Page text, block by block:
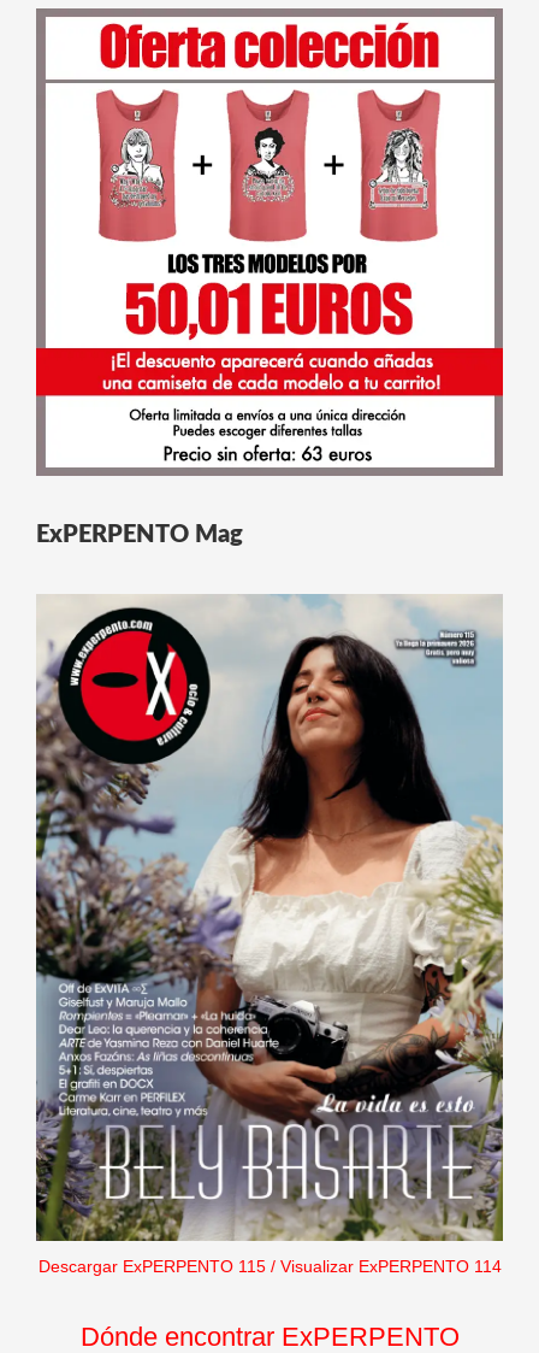
ExPERPENTO Mag
Descargar ExPERPENTO 115/ Visualizar ExPERPENTO 114
Dónde encontrar ExPERPENTO